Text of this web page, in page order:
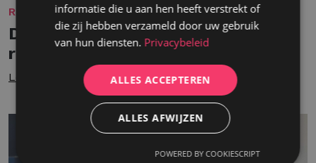
REKRUTERING
De waarde van mensgericht
recruitment
Lees meer
informatie die u aan hen heeft verstrekt of
die zij hebben verzameld door uw gebruik
van hun diensten. Privacybeleid
ALLES ACCEPTEREN
ALLES AFWIJZEN
POWERED BY COOKIESCRIPT